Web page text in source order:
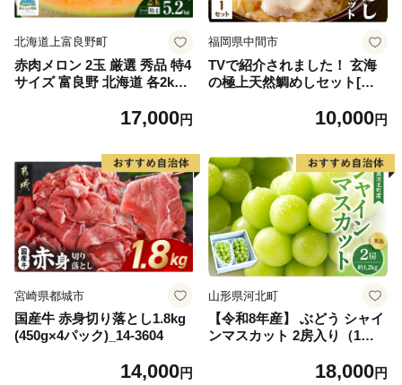
北海道上富良野町
赤肉メロン 2玉 厳選 秀品 特4
サイズ 富良野 北海道 各2kg
富良野 メロン めろん 果物 く
17,000円
福岡県中間市
TVで紹介されました！ 玄海
の極上天然鯛めしセット[鯛
だし]【010-0001】10,000円
宮崎県都城市
国産牛 赤身切り落とし1.8kg
(450g×4パック)_14-3604
14,000円
山形県河北町
【令和8年産】 ぶどう シャイ
ンマスカット 2房入り（1房6
産【山形eLab】 ka074-023-r
18,000円